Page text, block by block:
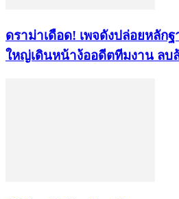
ดราม่าเดือด! เพจดังปล่อยหลัก
ใหญ่เดินหน้าง้ออดีตทีมงาน ลบ